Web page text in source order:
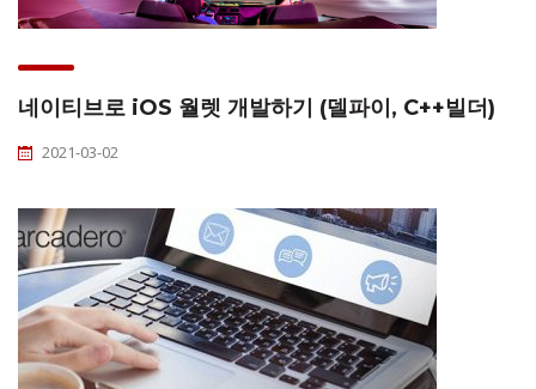
네이티브로 iOS 월렛 개발하기 (델파이, C++빌더)
2021-03-02